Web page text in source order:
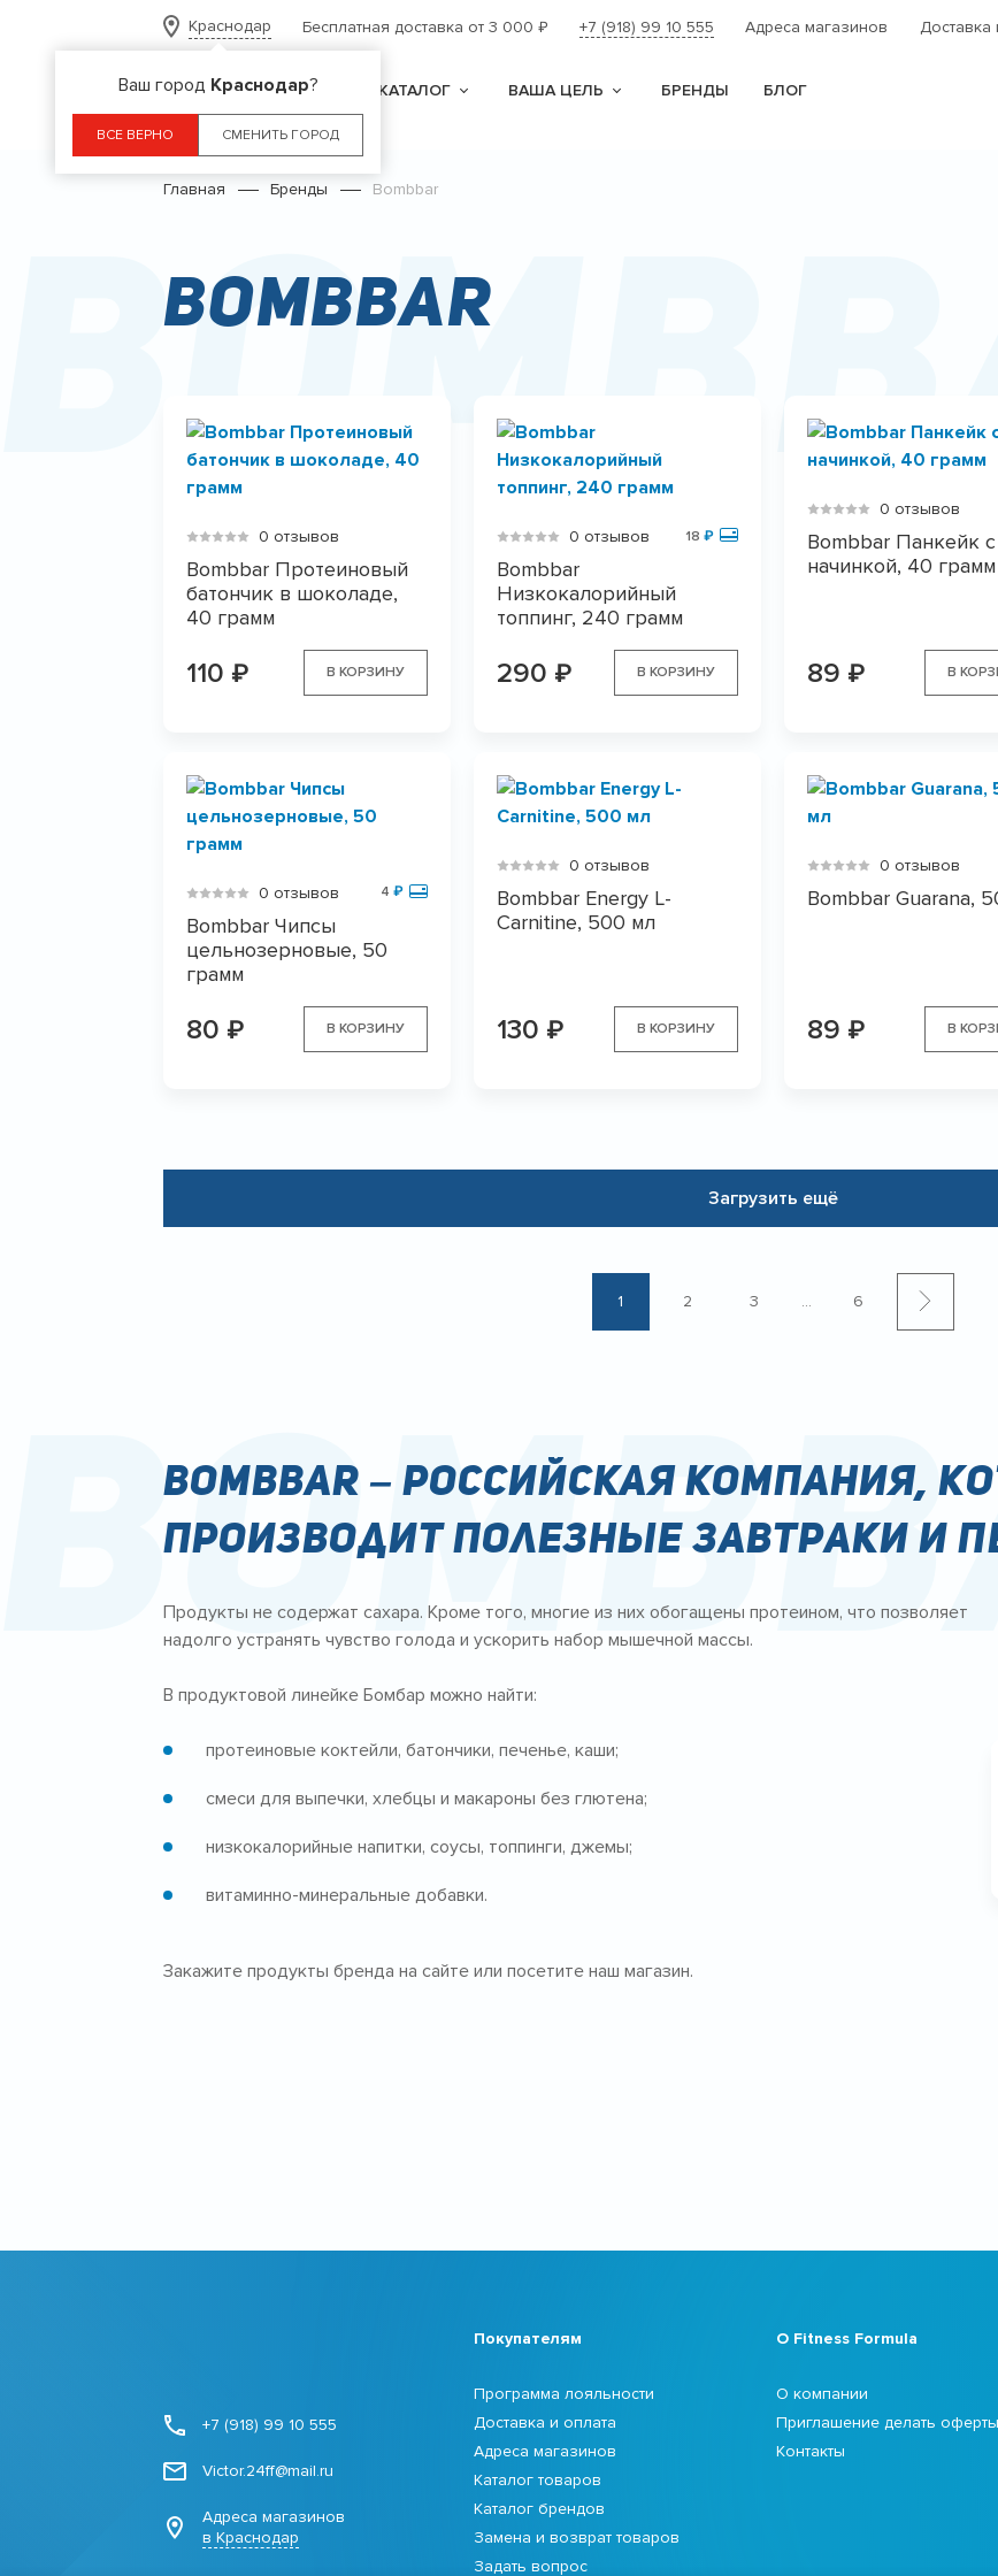
Краснодар
Ваш город Краснодар?
ВСЕ ВЕРНО СМЕНИТЬ ГОРОД
Бесплатная доставка от 3 000₽ +7 (918) 99 10 555 Адреса магазинов Доставка
КАТАЛОГ ВАША ЦЕЛЬ БРЕНДЫ БЛОГ
Главная Бренды Bombbar
Bombbar
0 отзывов
Bombbar Протеиновый
батончик в шоколаде,
40 грамм
110 ₽ В КОРЗИНУ
0 отзывов 18 ₽
Bombbar
Низкокалорийный
топпинг, 240 грамм
290 ₽ В КОРЗИНУ
0 отзывов
Bombbar Панкейк с
начинкой, 40 грамм
89 ₽ В
0 отзывов 4 ₽
Bombbar Чипсы
цельнозерновые, 50
грамм
80 ₽ В КОРЗИНУ
0 отзывов
Bombbar Energy L-
Carnitine, 500 мл
130 ₽ В КОРЗИНУ
0 отзывов
Bombbar Guarana,
89 ₽ В
Загрузить ещё
1 2 3 ... 6
Bombbar – российская компания,
производит полезные завтраки и
Продукты не содержат сахара. Кроме того, многие из них обогащены протеином, что позволяет
надолго устранять чувство голода и ускорить набор мышечной массы.
В продуктовой линейке Бомбар можно найти:
протеиновые коктейли, батончики, печенье, каши;
смеси для выпечки, хлебцы и макароны без глютена;
низкокалорийные напитки, соусы, топпинги, джемы;
витаминно-минеральные добавки.
Закажите продукты бренда на сайте или посетите наш магазин.
+7 (918) 99 10 555
Victor.24ff@mail.ru
Адреса магазинов
в Краснодар
Покупателям
Программа лояльности
Доставка и оплата
Адреса магазинов
Каталог товаров
Каталог брендов
Замена и возврат товаров
Задать вопрос
О Fitness Formula
О компании
Приглашение делать оферты
Контакты